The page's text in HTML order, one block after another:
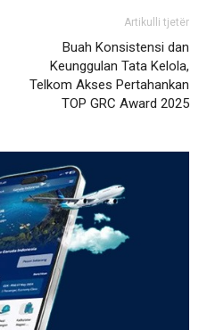
Artikulli tjetër
Buah Konsistensi dan
Keunggulan Tata Kelola,
Telkom Akses Pertahankan
TOP GRC Award 2025